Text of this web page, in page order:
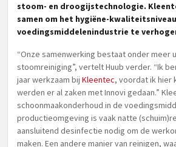
stoom- en droogijstechnologie.
samen om het hygiëne-
voedingsmiddelenindustrie te
“Onze samenwerking bestaat onder meer
stoomreiniging”, vertelt Huub verder. “Ik
jaar werkzaam bij Kleentec, voordat ik hier
werden er al zaken met Innovi gedaan.”
schoonmaakonderhoud in de
productieomgeving is vaak natte
aansluitend desinfectie nodig om de
maken. Een andere manier van reinigen,